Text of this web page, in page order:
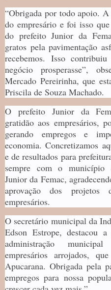
“Obrigada por todo apoio.
do empresário e foi isso
do prefeito Junior da
gratos pela pavimentação
recebemos. Isso
negócio prosperasse”,
Mercado Pereirinha, que
Priscila de Souza Machado.
O prefeito Junior da
gratidão aos empresários,
gerando empregos e
economia. Concretizamos
e de resultados para
sempre com o município
Junior da Femac,
aprovação dos projetos
empresários.
O secretário municipal da
Edson Estrope, destacou
administração
empresários arrojados,
Apucarana. Obrigada pela
empregos para nossa